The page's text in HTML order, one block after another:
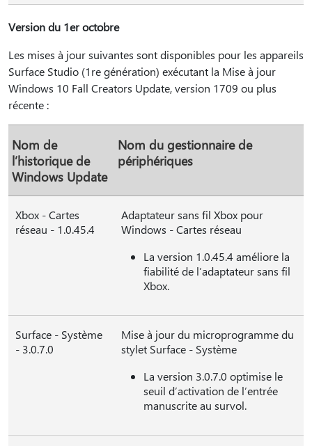
Version du 1er octobre
Les mises à jour suivantes sont disponibles pour les appareils
Surface Studio (1re génération) exécutant la Mise à jour
Windows 10 Fall Creators Update, version 1709 ou plus
récente :
Nom de
l’historique de
Windows Update
Nom du gestionnaire de
périphériques
Xbox - Cartes
réseau - 1.0.45.4
Adaptateur sans fil Xbox pour
Windows - Cartes réseau
La version 1.0.45.4 améliore la
fiabilité de l’adaptateur sans fil
Xbox.
Surface - Système
- 3.0.7.0
Mise à jour du microprogramme du
stylet Surface - Système
La version 3.0.7.0 optimise le
seuil d’activation de l’entrée
manuscrite au survol.